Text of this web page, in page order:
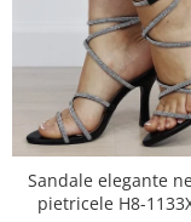
Sandale elegante
pietricele H8-